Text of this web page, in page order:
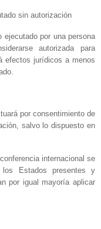
sin autorización
ejecutado por una persona
autorizada para
efectos jurídicos a menos
por consentimiento de
salvo lo dispuesto en
internacional se
Estados presentes y
por igual mayoría aplicar